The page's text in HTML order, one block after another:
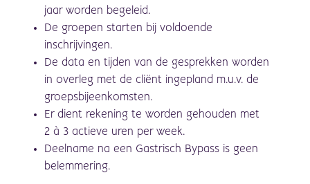
jaar worden begeleid.
De groepen starten bij voldoende
inschrijvingen.
De data en tijden van de gesprekken worden
in overleg met de cliënt ingepland m.u.v. de
groepsbijeenkomsten.
Er dient rekening te worden gehouden met
2à 3 actieve uren per week.
Deelname na een Gastrisch Bypass is geen
belemmering.